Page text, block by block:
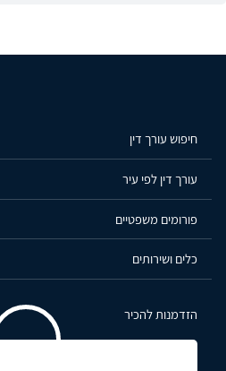
חיפוש עורך דין
עורך דין לפי עיר
פורומים משפטיים
כלים ושירותים
הזדמנות להכיר